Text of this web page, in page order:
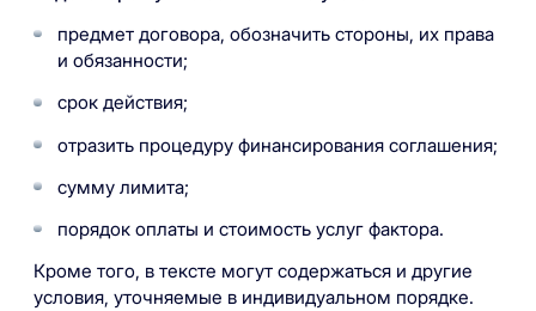
предмет договора, обозначить стороны, их права
и обязанности;
срок действия;
отразить процедуру финансирования соглашения;
сумму лимита;
порядок оплаты и стоимость услуг фактора.
Кроме того, в тексте могут содержаться и другие
условия, уточняемые в индивидуальном порядке.